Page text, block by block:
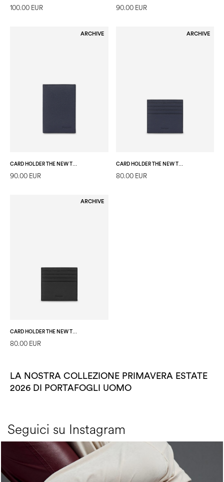
100.00 EUR 90.00 EUR
ARCHIVE
90.00 EUR
ARCHIVE
CARD HOLDER THE NEW TOUCH DARK BLUE
80.00 EUR
ARCHIVE
CARD HOLDER THE NEW TOUCH NERO
80.00 EUR
LA NOSTRA COLLEZIONE PRIMAVERA ESTATE
2026 DI PORTAFOGLI UOMO
Seguici su Instagram